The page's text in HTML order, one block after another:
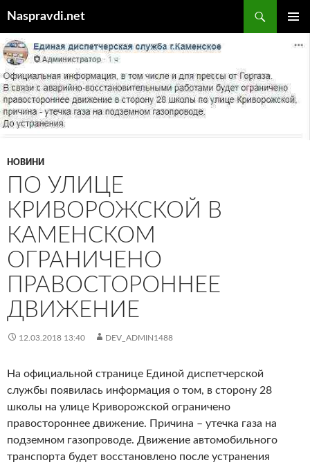
вмісту
Naspravdi.net
МЕНЮ
НОВИНИ
ПО УЛИЦЕ
КРИВОРОЖСКОЙ В
КАМЕНСКОМ
ОГРАНИЧЕНО
ПРАВОСТОРОННЕЕ
ДВИЖЕНИЕ
12.03.2018 13:40 DEV_ADMIN1488
На официальной странице Единой диспетчерской
службы появилась информация о том, в сторону 28
школы на улице Криворожской ограничено
правостороннее движение. Причина – утечка газа на
подземном газопроводе. Движение автомобильного
транспорта будет восстановлено после устранения